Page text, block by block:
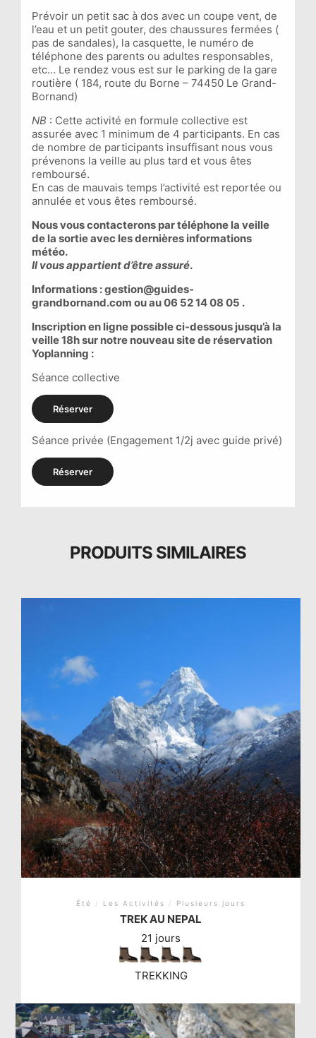
Prévoir un petit sac à dos avec un coupe vent, de
l’eau et un petit gouter, des chaussures fermées (
pas de sandales), la casquette, le numéro de
téléphone des parents ou adultes responsables,
etc… Le rendez vous est sur le parking de la gare
routière ( 184, route du Borne – 74450 Le Grand-
Bornand)
NB : Cette activité en formule collective est
assurée avec 1 minimum de 4 participants. En cas
de nombre de participants insuffisant nous vous
prévenons la veille au plus tard et vous êtes
remboursé.
En cas de mauvais temps l’activité est reportée ou
annulée et vous êtes remboursé.
Nous vous contacterons par téléphone la veille
de la sortie avec les dernières informations
météo.
Il vous appartient d’être assuré.
Informations : gestion@guides-
grandbornand.com ou au 06 52 14 08 05 .
Inscription en ligne possible ci-dessous jusqu’à la
veille 18h sur notre nouveau site de réservation
Yoplanning :
Séance collective
Réserver
Séance privée (Engagement 1/2j avec guide privé)
Réserver
PRODUITS SIMILAIRES
Été / Les Activités / Plusieurs jours
TREK AU NEPAL
21 jours
TREKKING